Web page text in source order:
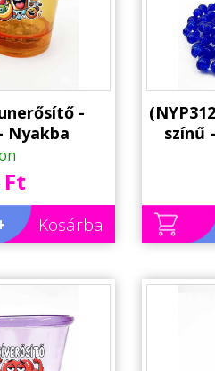
-
Nyakba
LED
Pohár -
Ft
Kosárba
színű